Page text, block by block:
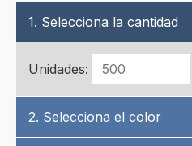
1. Selecciona la cantidad
Unidades:
2. Selecciona el color